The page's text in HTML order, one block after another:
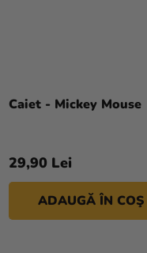
Caiet - Mickey Mouse
29,90 Lei
ADAUGĂ ÎN COŞ